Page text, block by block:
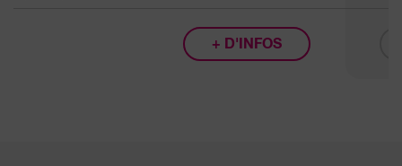
+ D'INFOS